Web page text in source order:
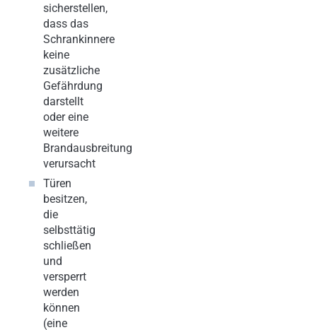
sicherstellen,
dass das
Schrankinnere
keine
zusätzliche
Gefährdung
darstellt
oder eine
weitere
Brandausbreitung
verursacht
Türen
besitzen,
die
selbsttätig
schließen
und
versperrt
werden
können
(eine